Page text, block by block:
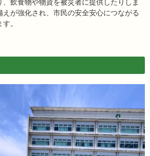
、飲食物や物資を被災者に提供したりしま
えが強化され、市民の安全安心につながる
。